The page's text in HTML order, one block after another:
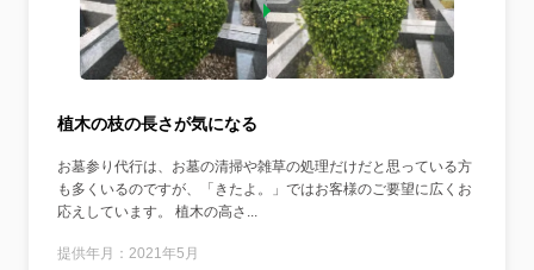
植木の枝の長さが気になる
お墓参り代行は、お墓の清掃や雑草の処理だけだと思っている方
も多くいるのですが、「きたよ。」ではお客様のご要望に広くお
応えしています。 植木の高さ...
提供年月：2021年5月